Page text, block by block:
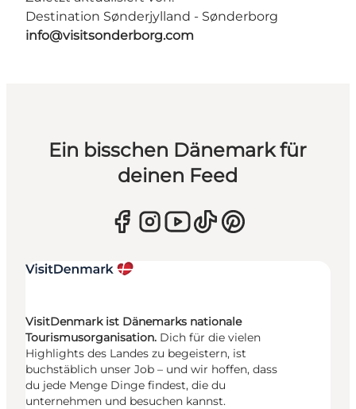
Destination Sønderjylland - Sønderborg
info@visitsonderborg.com
Ein bisschen Dänemark für
deinen Feed
VisitDenmark ist Dänemarks nationale
Tourismusorganisation. Dich für die vielen
Highlights des Landes zu begeistern, ist
buchstäblich unser Job – und wir hoffen, dass
du jede Menge Dinge findest, die du
unternehmen und besuchen kannst.